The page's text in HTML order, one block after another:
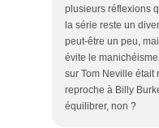
plusieurs réflexions
la série reste un
peut-être un peu,
évite le
sur Tom Neville était
reproche à Billy
équilibrer, non ?